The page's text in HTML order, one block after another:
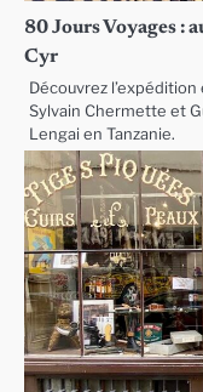
80 Jours Voyages :
Cyr
Découvrez
Sylvain Chermette et
Lengai en Tanzanie.